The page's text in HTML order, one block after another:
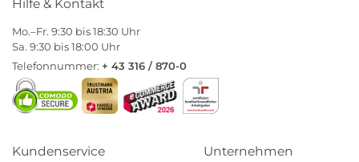
Hilfe & Kontakt
Mo.–Fr. 9:30 bis 18:30 Uhr
Sa. 9:30 bis 18:00 Uhr
Telefonnummer: + 43 316 / 870-0
Kundenservice Unternehmen